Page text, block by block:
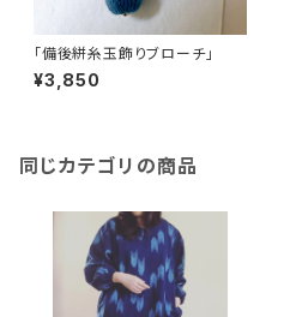
「備後絣糸玉飾りブローチ」
¥3,850
同じカテゴリの商品